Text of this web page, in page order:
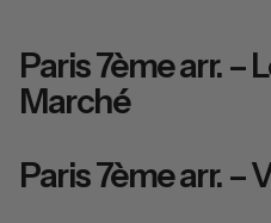
Paris 7ème arr. –
Marché
Paris 7ème arr. –